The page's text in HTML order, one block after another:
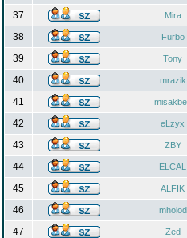
37
Mira
38
Furbo
39
Tony
40
mrazik
41
42
eLzyx
43
ZBY
44
ELCAL
45
ALFIK
46
mholod
47
Zed